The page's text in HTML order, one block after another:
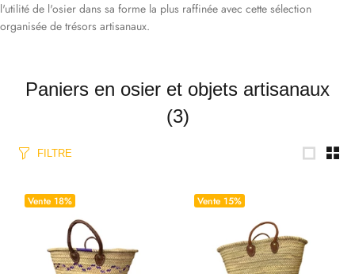
l'utilité de l'osier dans sa forme la plus raffinée avec cette sélection
organisée de trésors artisanaux.
Paniers en osier et objets artisanaux
(3)
FILTRE
Vente 18% Vente 15%